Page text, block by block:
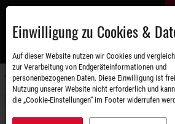
Zum
Einwilligung zu Cookies &
Auf dieser Website nutzen wir Cookies und
zur Verarbeitung von Endgeräteinformationen und
personenbezogenen Daten. Diese Einwilligung ist
Nutzung unserer Website nicht erforderlich und
die „Cookie-Einstellungen“ im Footer widerrufen